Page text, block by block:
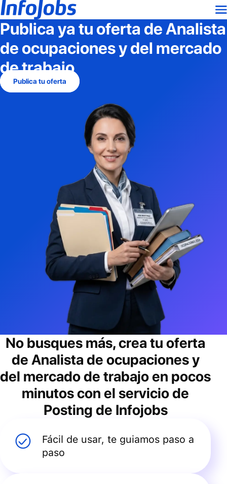
Publica ya tu oferta deAnalista
de ocupaciones y del mercado
de trabajo
Publica tu oferta
No busques más, crea tu oferta
de Analista de ocupaciones y
del mercado de trabajoen pocos
minutos con el servicio de
Posting de Infojobs
Fácil de usar, te guiamos paso a
paso